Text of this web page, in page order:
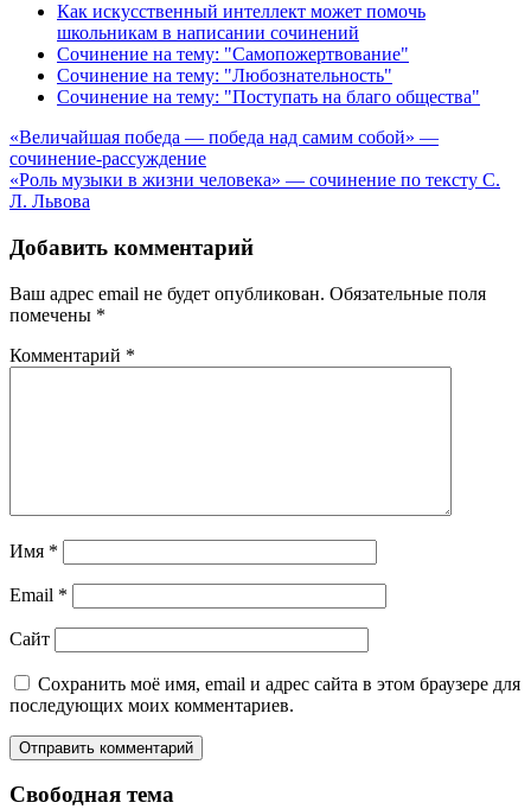
Как искусственный интеллект может помочь
школьникам в написании сочинений
Сочинение на тему: "Самопожертвование"
Сочинение на тему: "Любознательность"
Сочинение на тему: "Поступать на благо общества"
Навигация
по
записям
«Величайшая победа — победа над самим собой» —
сочинение-рассуждение
«Роль музыки в жизни человека» — сочинение по тексту С.
Л. Львова
Добавить комментарий
Ваш адрес email не будет опубликован. Обязательные поля
помечены *
Комментарий *
Имя *
Email *
Сайт
Сохранить моё имя, email и адрес сайта в этом браузере для
последующих моих комментариев.
Свободная тема